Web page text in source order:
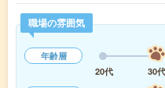
職場の雰囲気
年齢層
20代
30代